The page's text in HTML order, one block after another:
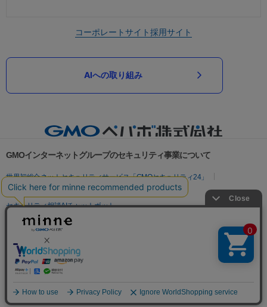
コーポレートサイト採用サイト
AIへの取り組み
GMOインターネットグループのセキュリティ事業について
世界初総合ネットセキュリティサービス「GMOセキュリティ24」
パスワード漏洩診断
Webサイトリスク診断
セキュリティ相談AIチャットボット
実在証明・盗聴対策
サイバー攻撃対策（GMO Flatt Security）
セキュリティ事業の軌跡